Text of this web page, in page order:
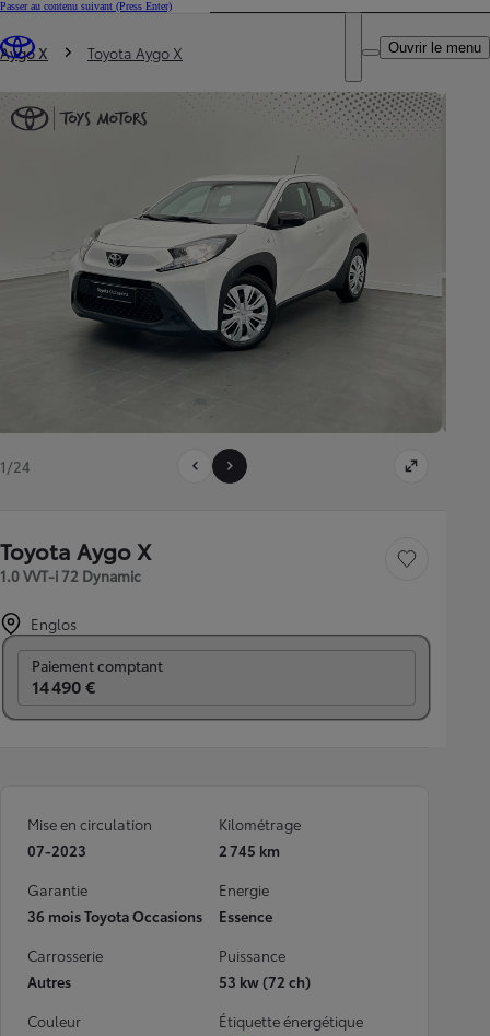
Passer au contenu suivant (Press Enter)
Trouvez un partenaire Toyota
DEALER NAME
Ouvrir le menu
Vous êtes ici
Aygo X Toyota Aygo X
1/24
Toyota Aygo X
1.0 VVT-i 72 Dynamic
Sauvegarder le
Englos
Paiement comptant
14 490 €
Mise en circulation
07-2023
Kilométrage
2 745 km
Garantie
36 mois Toyota Occasions
Energie
Essence
Carrosserie
Autres
Puissance
53 kw (72 ch)
Couleur
Étiquette énergétique